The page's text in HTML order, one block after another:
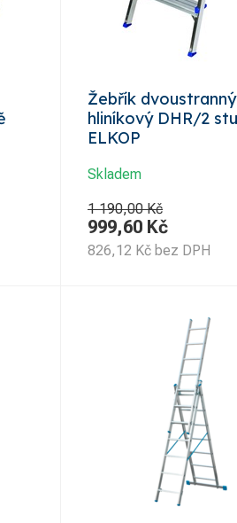
Žebřík dvoustranný
hliníkový DHR/2
ELKOP
Skladem
1 190,00 Kč
999,60 Kč
826,12 Kč bez DPH